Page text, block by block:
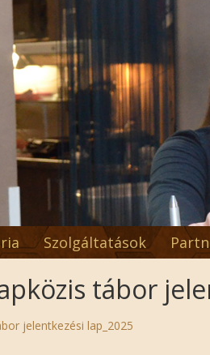
Szolgáltatások
tábor
jelentkezési lap_2025